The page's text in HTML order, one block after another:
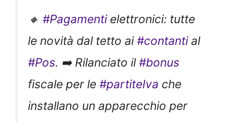
🔸 #Pagamentielettronici: tutte
le novità dal tetto ai#contantial
#Pos. ➡️ Rilanciato il#bonus
fiscale per le #partiteIva che
installano un apparecchio per